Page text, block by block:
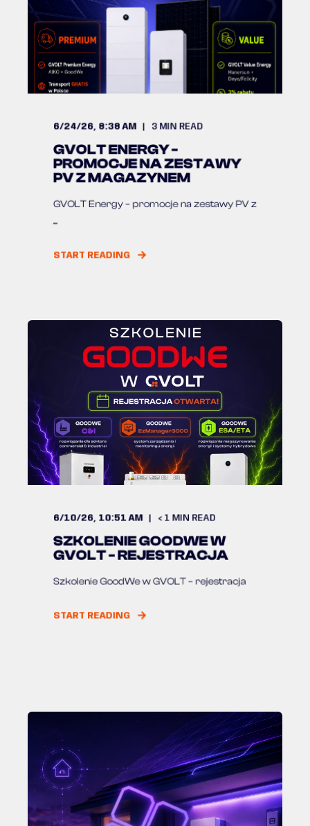
6/24/26, 8:38 AM 3 MIN READ
GVOLT ENERGY -
PROMOCJE NA ZESTAWY
PV Z MAGAZYNEM
GVOLT Energy – promocje na zestawy PV z
...
START READING
6/10/26, 10:51 AM < 1 MIN READ
SZKOLENIE GOODWE W
GVOLT - REJESTRACJA
Szkolenie GoodWe w GVOLT – rejestracja
START READING